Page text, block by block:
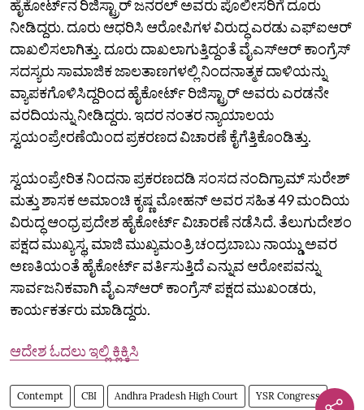
ಹೈಕೋರ್ಟ್‌ನ ರಿಜಿಸ್ಟ್ರಾರ್‌ ಜನರಲ್ ಅವರು ಪೊಲೀಸರಿಗೆ ದೂರು
ನೀಡಿದ್ದರು. ದೂರು ಆಧರಿಸಿ ಆರೋಪಿಗಳ ವಿರುದ್ಧ ಎರಡು ಎಫ್‌ಐಆರ್
ದಾಖಲಿಸಲಾಗಿತ್ತು. ದೂರು ದಾಖಲಾಗುತ್ತಿದ್ದಂತೆ ವೈಎಸ್‌ಆರ್ ಕಾಂಗ್ರೆಸ್
ಸದಸ್ಯರು ಸಾಮಾಜಿಕ ಜಾಲತಾಣಗಳಲ್ಲಿ ನಿಂದನಾತ್ಮಕ ದಾಳಿಯನ್ನು
ವ್ಯಾಪಕಗೊಳಿಸಿದ್ದರಿಂದ ಹೈಕೋರ್ಟ್ ರಿಜಿಸ್ಟ್ರಾರ್‌ ಅವರು ಎರಡನೇ
ವರದಿಯನ್ನು ನೀಡಿದ್ದರು. ಇದರ ನಂತರ ನ್ಯಾಯಾಲಯ
ಸ್ವಯಂಪ್ರೇರಣೆಯಿಂದ ಪ್ರಕರಣದ ವಿಚಾರಣೆ ಕೈಗೆತ್ತಿಕೊಂಡಿತ್ತು.
ಸ್ವಯಂಪ್ರೇರಿತ ನಿಂದನಾ ಪ್ರಕರಣದಡಿ ಸಂಸದ ನಂದಿಗ್ರಾಮ್ ಸುರೇಶ್
ಮತ್ತು ಶಾಸಕ ಅಮಾಂಚಿ ಕೃಷ್ಣ ಮೋಹನ್‌ ಅವರ ಸಹಿತ 49 ಮಂದಿಯ
ವಿರುದ್ಧ ಆಂಧ್ರ ಪ್ರದೇಶ ಹೈಕೋರ್ಟ್ ವಿಚಾರಣೆ ನಡೆಸಿದೆ. ತೆಲುಗುದೇಶಂ
ಪಕ್ಷದ ಮುಖ್ಯಸ್ಥ, ಮಾಜಿ ಮುಖ್ಯಮಂತ್ರಿ ಚಂದ್ರಬಾಬು ನಾಯ್ಡು ಅವರ
ಅಣತಿಯಂತೆ ಹೈಕೋರ್ಟ್ ವರ್ತಿಸುತ್ತಿದೆ ಎನ್ನುವ ಆರೋಪವನ್ನು
ಸಾರ್ವಜನಿಕವಾಗಿ ವೈಎಸ್‌ಆರ್ ಕಾಂಗ್ರೆಸ್‌ ಪಕ್ಷದ ಮುಖಂಡರು,
ಕಾರ್ಯಕರ್ತರು ಮಾಡಿದ್ದರು.
ಆದೇಶ ಓದಲು ಇಲ್ಲಿ ಕ್ಲಿಕ್ಕಿಸಿ
Contempt CBI Andhra Pradesh High Court YSR Congress